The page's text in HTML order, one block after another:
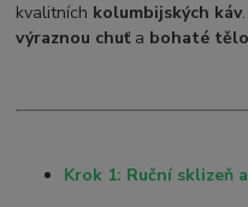
kvalitních kolumbijských káv.
výraznou chuťa bohaté tělo
Krok 1: Ruční sklizeň